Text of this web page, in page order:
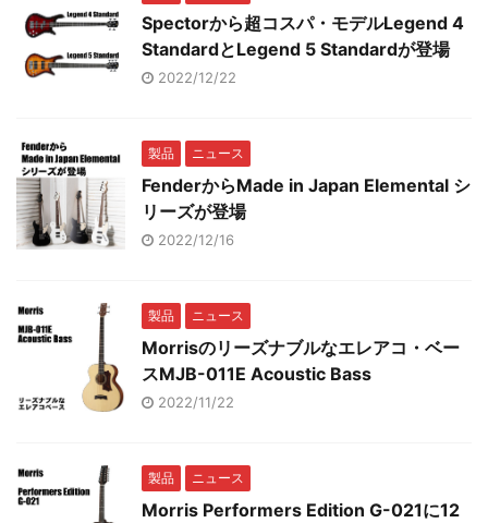
Spectorから超コスパ・モデルLegend 4
StandardとLegend 5 Standardが登場
2022/12/22
製品 ニュース
FenderからMade in Japan Elemental シ
リーズが登場
2022/12/16
製品 ニュース
Morrisのリーズナブルなエレアコ・ベー
スMJB-011E Acoustic Bass
2022/11/22
製品 ニュース
Morris Performers Edition G-021に12